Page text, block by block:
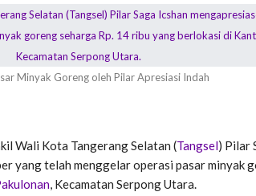
Minyak Goreng oleh Pilar Apresiasi Indah
Wali Kota Tangerang Selatan (Tangsel) Pilar
yang telah menggelar operasi pasar minyak
, Kecamatan Serpong Utara.